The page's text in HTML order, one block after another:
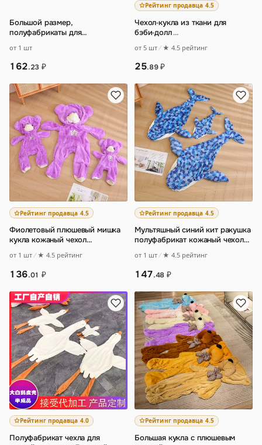
Большой размер,
полуфабрикаты для
кукол, кожаный каркас для
от 1 шт
162.23 ₽
Рейтинг продавца 4.5
Чехол‑кукла из ткани для
бэби‑долл…
от 5 шт ★ 4.5 рейтинг
25.89₽
Рейтинг продавца 4.5
Фиолетовый плюшевый мишка
кукла кожаный чехол
игрушка обнимающая кук
от 1 шт ★ 4.5 рейтинг
136.01 ₽
Рейтинг продавца 4.5
Мультяшный синий кит ракушка
полуфабрикат кожаный чехол
синий кит …
от 1 шт ★ 4.5 рейтинг
147.48 ₽
Рейтинг продавца 4.0
Полуфабрикат чехла для
Рейтинг продавца 4.5
Большая кукла с плюшевым